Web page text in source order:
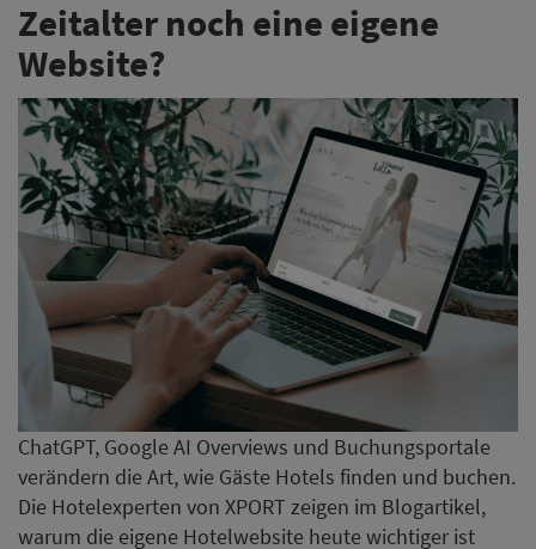
Zeitalter noch eine eigene
Website?
ChatGPT, Google AI Overviews und Buchungsportale
verändern die Art, wie Gäste Hotels finden und buchen.
Die Hotelexperten von XPORT zeigen im Blogartikel,
warum die eigene Hotelwebsite heute wichtiger ist